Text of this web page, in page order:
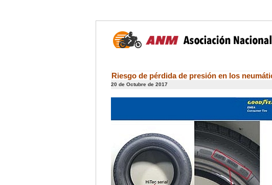
Riesgo de pérdida de presión en los
20 de Octubre de 2017